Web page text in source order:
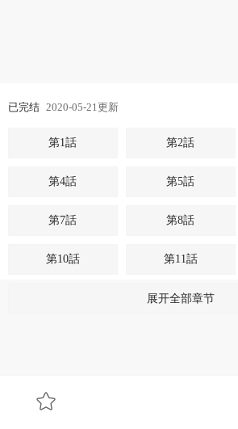
已完结 2020-05-21更新
第1話 第2話
第4話 第5話
第7話 第8話
第10話 第11話
第14話
第22話
展开全部章节